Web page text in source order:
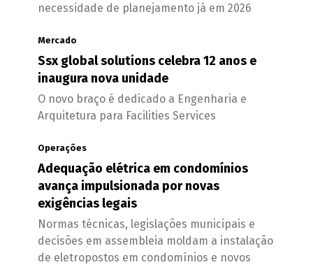
necessidade de planejamento já em 2026
Mercado
Ssx global solutions celebra 12 anos e
inaugura nova unidade
O novo braço é dedicado a Engenharia e
Arquitetura para Facilities Services
Operações
Adequação elétrica em condomínios
avança impulsionada por novas
exigências legais
Normas técnicas, legislações municipais e
decisões em assembleia moldam a instalação
de eletropostos em condomínios e novos